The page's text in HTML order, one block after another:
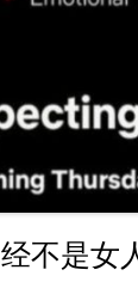
不是女